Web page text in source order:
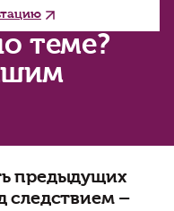
теме?
предыдущих
следствием –